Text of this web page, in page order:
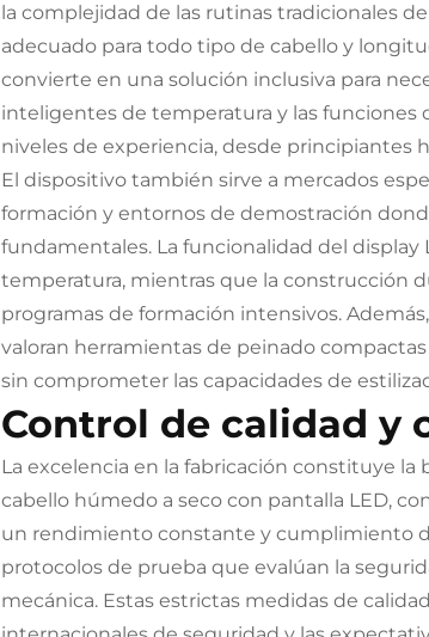
la complejidad de las rutinas tradicionales
adecuado para todo tipo de cabello y
convierte en una solución inclusiva para
inteligentes de temperatura y las funciones
niveles de experiencia, desde principiantes
El dispositivo también sirve a mercados
formación y entornos de demostración
fundamentales. La funcionalidad del display
temperatura, mientras que la construcción
programas de formación intensivos.
valoran herramientas de peinado
sin comprometer las capacidades de
Control de calidad y
La excelencia en la fabricación constituye la
cabello húmedo a seco con pantalla LED,
un rendimiento constante y cumplimiento
protocolos de prueba que evalúan la
mecánica. Estas estrictas medidas de